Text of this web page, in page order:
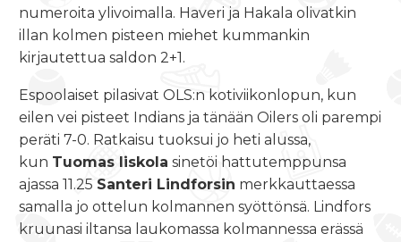
numeroita ylivoimalla. Haveri ja Hakala olivatkin
illan kolmen pisteen miehet kummankin
kirjautettua saldon 2+1.
Espoolaiset pilasivat OLS:n kotiviikonlopun, kun
eilen vei pisteet Indians ja tänään Oilers oli parempi
peräti 7-0. Ratkaisu tuoksui jo heti alussa,
kun Tuomas Iiskola sinetöi hattutemppunsa
ajassa 11.25 Santeri Lindforsin merkkauttaessa
samalla jo ottelun kolmannen syöttönsä. Lindfors
kruunasi iltansa laukomassa kolmannessa erässä